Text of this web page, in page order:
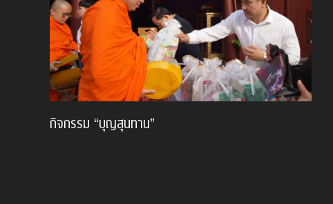
กิจกรรม “บุญสุนทาน”